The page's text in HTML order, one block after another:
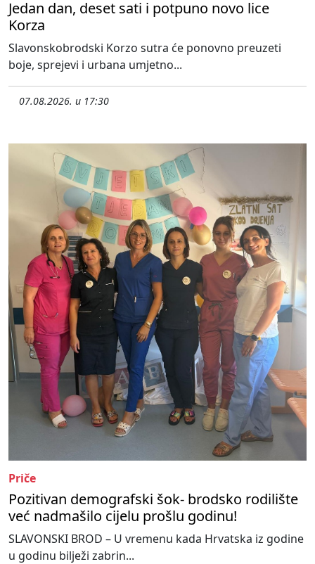
Jedan dan, deset sati i potpuno novo lice
Korza
Slavonskobrodski Korzo sutra će ponovno preuzeti
boje, sprejevi i urbana umjetno...
07.08.2026. u 17:30
Priče
Pozitivan demografski šok- brodsko rodilište
već nadmašilo cijelu prošlu godinu!
SLAVONSKI BROD – U vremenu kada Hrvatska iz godine
u godinu bilježi zabrin...